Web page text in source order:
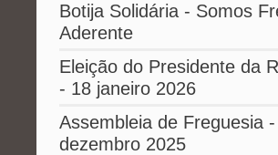
Botija Solidária - Somos
Aderente
Eleição do Presidente da
- 18 janeiro 2026
Assembleia de Freguesia
dezembro 2025